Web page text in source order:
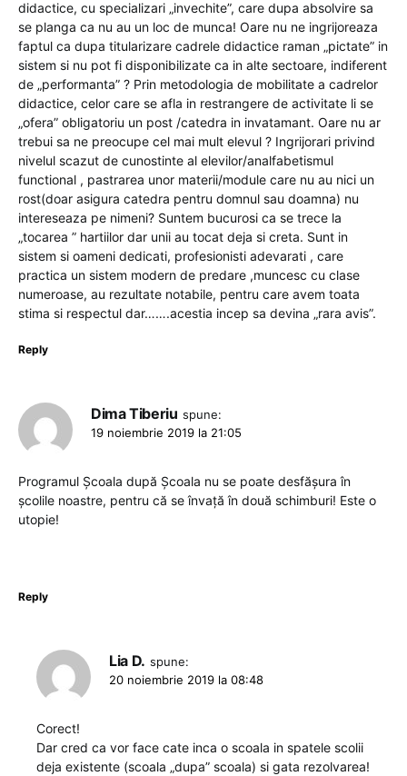
didactice, cu specializari „invechite”, care dupa absolvire sa
se planga ca nu au un loc de munca! Oare nu ne ingrijoreaza
faptul ca dupa titularizare cadrele didactice raman „pictate” in
sistem si nu pot fi disponibilizate ca in alte sectoare, indiferent
de „performanta” ? Prin metodologia de mobilitate a cadrelor
didactice, celor care se afla in restrangere de activitate li se
„ofera” obligatoriu un post /catedra in invatamant. Oare nu ar
trebui sa ne preocupe cel mai mult elevul ? Ingrijorari privind
nivelul scazut de cunostinte al elevilor/analfabetismul
functional , pastrarea unor materii/module care nu au nici un
rost(doar asigura catedra pentru domnul sau doamna) nu
intereseaza pe nimeni? Suntem bucurosi ca se trece la
„tocarea ” hartiilor dar unii au tocat deja si creta. Sunt in
sistem si oameni dedicati, profesionisti adevarati , care
practica un sistem modern de predare ,muncesc cu clase
numeroase, au rezultate notabile, pentru care avem toata
stima si respectul dar…….acestia incep sa devina „rara avis”.
Reply
Dima Tiberiu spune:
19 noiembrie 2019 la 21:05
Programul Școala după Școala nu se poate desfășura în
școlile noastre, pentru că se învață în două schimburi! Este o
utopie!
Reply
Lia D. spune:
20 noiembrie 2019 la 08:48
Corect!
Dar cred ca vor face cate inca o scoala in spatele scolii
deja existente (scoala „dupa” scoala) si gata rezolvarea!